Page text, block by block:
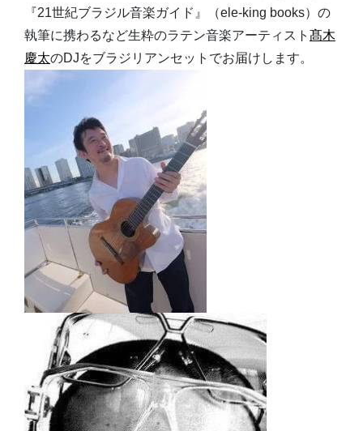
『21世紀ブラジル音楽ガイド』（ele-king books）の
執筆に携わるなど生粋のラテン音楽アーティスト 髙木
慶太のDJをブラジリアンセットでお届けします。